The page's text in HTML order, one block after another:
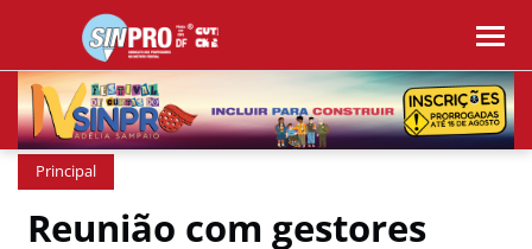
Principal
Reunião com gestores